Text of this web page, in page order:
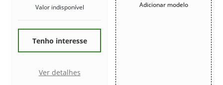
Valor indisponível
Tenho interesse
Ver detalhes
Adicionar modelo